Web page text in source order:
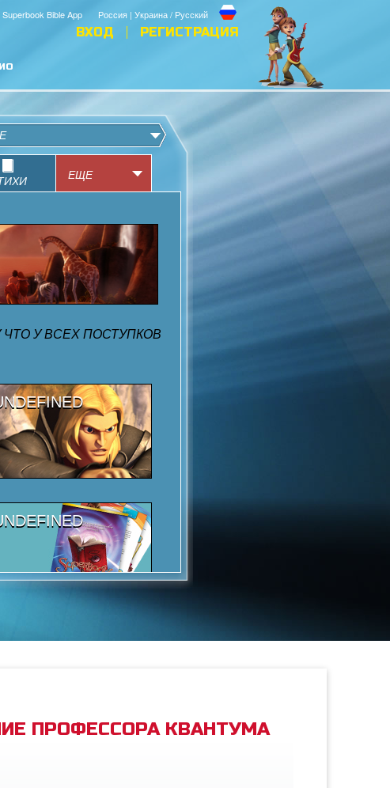
Россия | Украина / Русский
Superbook Bible App
ВХОД РЕГИСТРАЦИЯ
ПРОФЕССОРА КВАНТУМА